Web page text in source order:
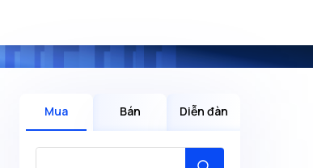
Mua Bán Diễn đàn